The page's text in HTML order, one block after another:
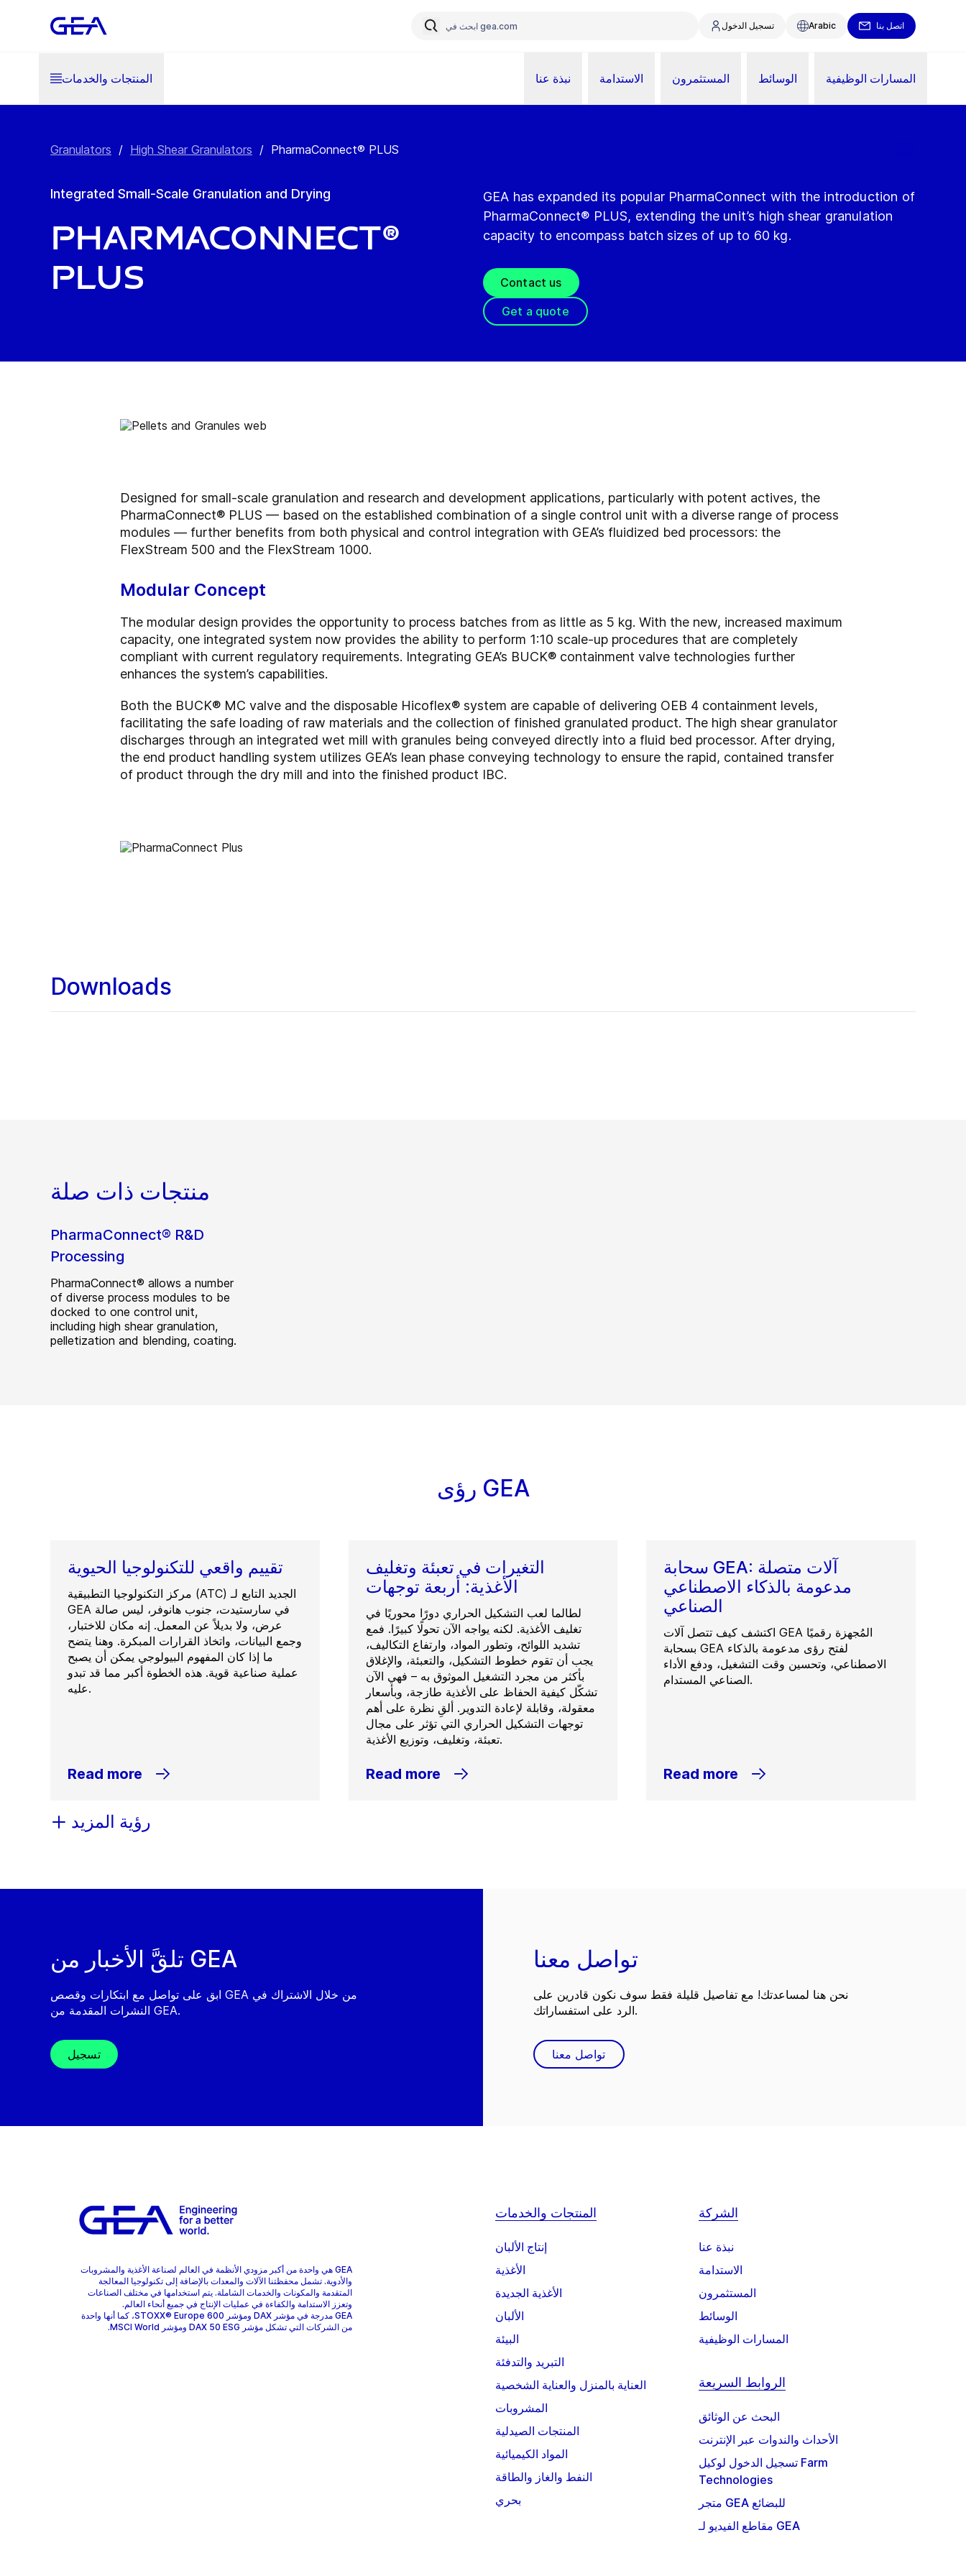
تسجيل الدخول Arabic اتصل بنا
المنتجات والخدمات نبذة عنا الاستدامة المستثمرون الوسائط المسارات الوظيفية
Granulators / High Shear Granulators / PharmaConnect® PLUS
Integrated Small-Scale Granulation and Drying
PharmaConnect®
PLUS
GEA has expanded its popular PharmaConnect with the introduction of
PharmaConnect® PLUS, extending the unit’s high shear granulation
capacity to encompass batch sizes of up to 60 kg.
Contact us
Get a quote
Designed for small-scale granulation and research and development applications, particularly with potent actives, the
PharmaConnect® PLUS — based on the established combination of a single control unit with a diverse range of process
modules — further benefits from both physical and control integration with GEA’s fluidized bed processors: the
FlexStream 500 and the FlexStream 1000.
Modular Concept
The modular design provides the opportunity to process batches from as little as 5 kg. With the new, increased maximum
capacity, one integrated system now provides the ability to perform 1:10 scale-up procedures that are completely
compliant with current regulatory requirements. Integrating GEA’s BUCK® containment valve technologies further
enhances the system’s capabilities.
Both the BUCK® MC valve and the disposable Hicoflex® system are capable of delivering OEB 4 containment levels,
facilitating the safe loading of raw materials and the collection of finished granulated product. The high shear granulator
discharges through an integrated wet mill with granules being conveyed directly into a fluid bed processor. After drying,
the end product handling system utilizes GEA’s lean phase conveying technology to ensure the rapid, contained transfer
of product through the dry mill and into the finished product IBC.
Downloads
منتجات ذات صلة
PharmaConnect® R&D
Processing
PharmaConnect® allows a number
of diverse process modules to be
docked to one control unit,
including high shear granulation,
pelletization and blending, coating.
رؤى GEA
تقييم واقعي للتكنولوجيا الحيوية
مركز التكنولوجيا التطبيقية (ATC) الجديد التابع لـ
GEA في سارستيدت، جنوب هانوفر، ليس صالة
عرض، ولا بديلاً عن المعمل. إنه مكان للاختبار،
وجمع البيانات، واتخاذ القرارات المبكرة. وهنا يتضح
ما إذا كان المفهوم البيولوجي يمكن أن يصبح
عملية صناعية قوية. هذه الخطوة أكبر مما قد تبدو
عليه.
Read more
التغيرات في تعبئة وتغليف
الأغذية: أربعة توجهات
لطالما لعب التشكيل الحراري دورًا محوريًا في
تغليف الأغذية. لكنه يواجه الآن تحولًا كبيرًا. فمع
تشديد اللوائح، وتطور المواد، وارتفاع التكاليف،
يجب أن تقوم خطوط التشكيل، والتعبئة، والإغلاق
بأكثر من مجرد التشغيل الموثوق به – فهي الآن
تشكّل كيفية الحفاظ على الأغذية طازجة، وبأسعار
معقولة، وقابلة لإعادة التدوير. ألقِ نظرة على أهم
توجهات التشكيل الحراري التي تؤثر على مجال
تعبئة، وتغليف، وتوزيع الأغذية.
Read more
سحابة GEA: آلات متصلة
مدعومة بالذكاء الاصطناعي
الصناعي
اكتشف كيف تتصل آلات GEA المُجهزة رقميًا
بسحابة GEA لفتح رؤى مدعومة بالذكاء
الاصطناعي، وتحسين وقت التشغيل، ودفع الأداء
الصناعي المستدام.
Read more
رؤية المزيد
تلقَّ الأخبار من GEA
ابق على تواصل مع ابتكارات وقصص GEA من خلال الاشتراك في
النشرات المقدمة من GEA.
تسجيل
تواصل معنا
نحن هنا لمساعدتك! مع تفاصيل قليلة فقط سوف نكون قادرين على
الرد على استفساراتك.
تواصل معنا
GEA هي واحدة من أكبر مزودي الأنظمة في العالم لصناعة الأغذية والمشروبات
والأدوية. تشمل محفظتنا الآلات والمعدات بالإضافة إلى تكنولوجيا المعالجة
المتقدمة والمكونات والخدمات الشاملة. يتم استخدامها في مختلف الصناعات
وتعزز الاستدامة والكفاءة في عمليات الإنتاج في جميع أنحاء العالم.
GEA مدرجة في مؤشر DAX ومؤشر STOXX® Europe 600، كما أنها واحدة
من الشركات التي تشكل مؤشر DAX 50 ESG ومؤشر MSCI World.
المنتجات والخدمات
إنتاج الألبان
الأغذية
الأغذية الجديدة
الألبان
البيئة
التبريد والتدفئة
العناية بالمنزل والعناية الشخصية
المشروبات
المنتجات الصيدلية
المواد الكيميائية
النفط والغاز والطاقة
بحري
الشركة
نبذة عنا
الاستدامة
المستثمرون
الوسائط
المسارات الوظيفية
الروابط السريعة
البحث عن الوثائق
الأحداث والندوات عبر الإنترنت
تسجيل الدخول لوكيل Farm
Technologies
متجر GEA للبضائع
مقاطع الفيديو لـ GEA